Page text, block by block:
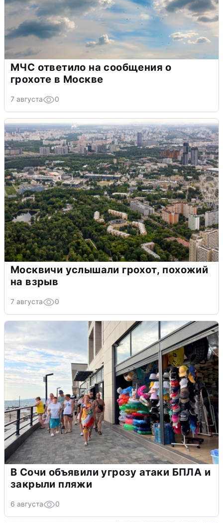
МЧС ответило на сообщения о
грохоте в Москве
7 августа 0
Москвичи услышали грохот, похожий
на взрыв
7 августа 0
В Сочи объявили угрозу атаки БПЛА и
закрыли пляжи
6 августа 0